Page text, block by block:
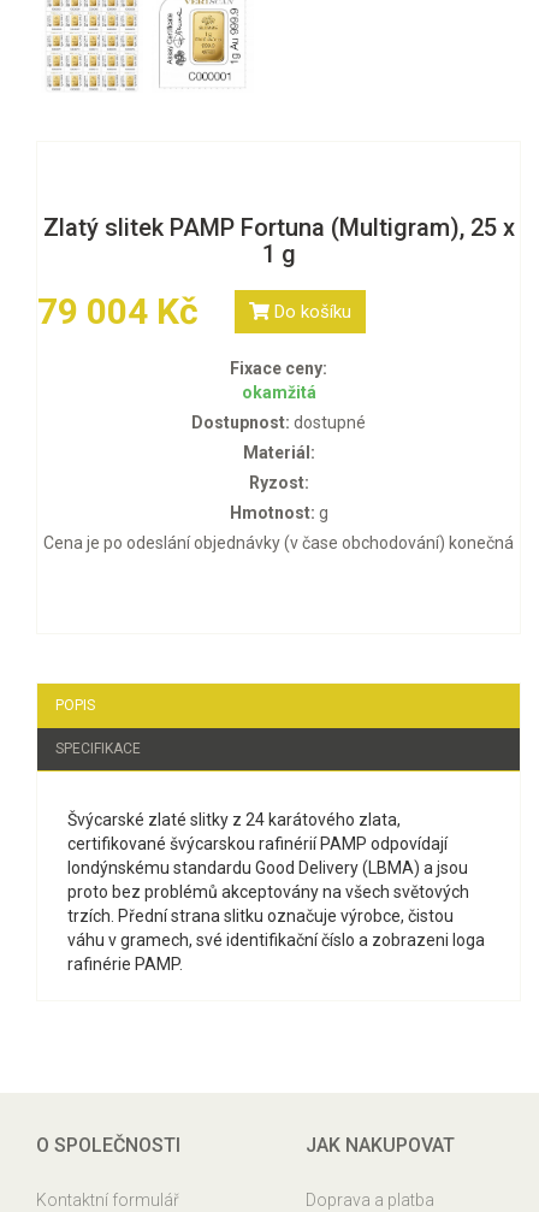
Zlatý slitek PAMP Fortuna (Multigram), 25 x
1 g
79 004 Kč Do košíku
Fixace ceny:
okamžitá
Dostupnost: dostupné
Materiál:
Ryzost:
Hmotnost: g
Cena je po odeslání objednávky (v čase obchodování) konečná
POPIS
SPECIFIKACE
Švýcarské zlaté slitky z 24 karátového zlata,
certifikované švýcarskou rafinérií PAMP odpovídají
londýnskému standardu Good Delivery (LBMA) a jsou
proto bez problémů akceptovány na všech světových
trzích. Přední strana slitku označuje výrobce, čistou
váhu v gramech, své identifikační číslo a zobrazeni loga
rafinérie PAMP.
O SPOLEČNOSTI
Kontaktní formulář
JAK NAKUPOVAT
Doprava a platba